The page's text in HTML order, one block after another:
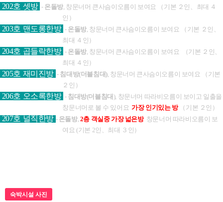
202호 셋방 - 온돌방, 창문너머 큰사슴이오름이 보여요
（기본 ２인、최대 ４
인）
203호 맨도롱한방 - 온돌방, 창문너머 큰사슴이오름이 보여요
（기본 ２인、
최대 ４인）
204호 곱들락한방 - 온돌방, 창문너머 큰사슴이오름이 보여요
（기본 ２인、
최대 ４인）
205호 재미진방 - 침대방(더블침대), 창문너머 큰사슴이오름이 보여요
（기본
２인）
206호 오소록한방 - 침대방(더블침대 ), 창문너머 따라비오름이 보이고 일출을
창문너머로 볼 수 있어요가장 인기있는 방 （기본 ２인）
207호 널직한방 - 온돌방, 2층 객실중 가장 넓은방창문너머 따라비오름이 보
여요 (기본 2인、최대 ３인）
숙박시설 사진